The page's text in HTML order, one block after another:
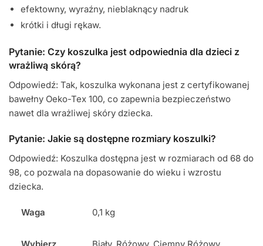
efektowny, wyraźny, nieblaknący nadruk
krótki i długi rękaw.
Pytanie: Czy koszulka jest odpowiednia dla dzieci z
wrażliwą skórą?
Odpowiedź: Tak, koszulka wykonana jest z certyfikowanej
bawełny Oeko-Tex 100, co zapewnia bezpieczeństwo
nawet dla wrażliwej skóry dziecka.
Pytanie: Jakie są dostępne rozmiary koszulki?
Odpowiedź: Koszulka dostępna jest w rozmiarach od 68 do
98, co pozwala na dopasowanie do wieku i wzrostu
dziecka.
Waga 0,1 kg